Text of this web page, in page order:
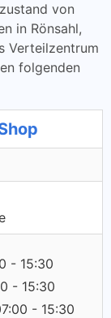
von
in Rönsahl,
Verteilzentrum
folgenden
- 15:30
- 15:30
- 15:30